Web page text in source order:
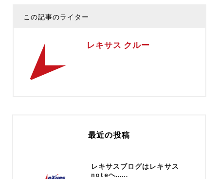
この記事のライター
レキサス クルー
最近の投稿
レキサスブログはレキサス
noteへ......